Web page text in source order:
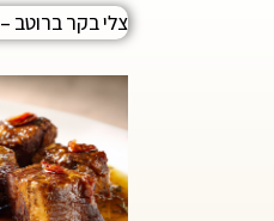
צלי בקר ברוטב – 14.90 ש״ח